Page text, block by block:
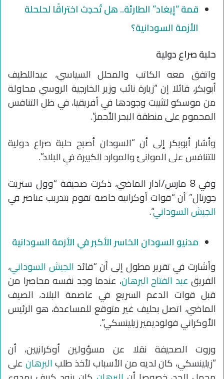
قمة “إيغاد” الطارئة.. هل تُحدِث اختراقًا لحلحلة
الأزمة السودانية؟
حلبة صراع دولية
واتفق معه الكاتب والمحلل السياسي، عبداللطيف
أبوبكر، قائلا إن “زيارة نائب وزير الخارجية الروسي محاولة
من موسكو لتثبيت وجودها في أفريقيا، في ظل التنافس
المحموم على منطقة البحر الأحمر”.
وأشار أبوبكر إلى أن “السودان أصبح حلبة صراع دولية
للتنافس على الموانئ والموارد الكبيرة في البلاد”.
وفي 8 مارس/آذار الماضي، ذكرت صحيفة “وول ستريت
جورنال” أن “قوات أوكرانية خاصة تقوم بتدريب عناصر في
الجيش السوداني“.
مدنيو السودان الخاسر الأكبر في الأزمة السودانية
وأشارت في تقرير مطول إلى أن “قائد الجيش السوداني،
الفريق عبد الفتاح البرهان، عندما وجد نفسه محاصرا من
قبل قوات الدعم السريع في عاصمة البلاد، الصيف
الماضي، اتصل بحليف غير متوقع للمساعدة، هو الرئيس
الأوكراني فولوديمير زيلينسكي”.
وروت الصحيفة نقلا عن مسؤولين أوكرانيين، أن
“زيلينسكي، كان لديه من الأسباب لأخذ طلبالبرهان على